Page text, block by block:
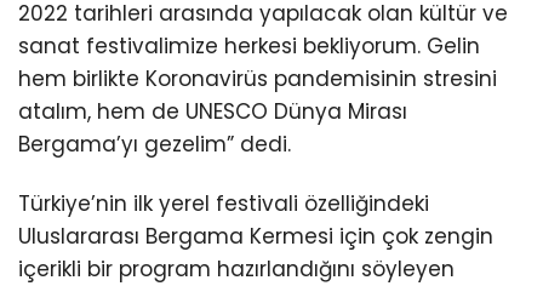
2022 tarihleri arasında yapılacak olan kültür ve
sanat festivalimize herkesi bekliyorum. Gelin
hem birlikte Koronavirüs pandemisinin stresini
atalım, hem de UNESCO Dünya Mirası
Bergama’yı gezelim” dedi.
Türkiye’nin ilk yerel festivali özelliğindeki
Uluslararası Bergama Kermesi için çok zengin
içerikli bir program hazırlandığını söyleyen